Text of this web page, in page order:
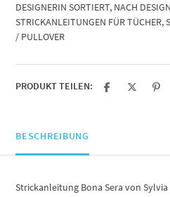
DESIGNERIN SORTIERT, NACH
STRICKANLEITUNGEN FÜR TÜCHER,
/ PULLOVER
PRODUKT TEILEN:
BESCHREIBUNG
Strickanleitung Bona Sera von